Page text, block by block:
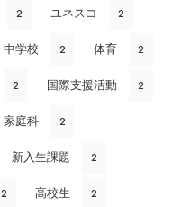
2 ユネスコ 2
中学校 2 体育 2
2 国際支援活動 2
家庭科 2
新入生課題 2
2 高校生 2